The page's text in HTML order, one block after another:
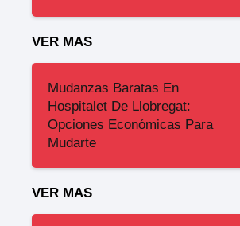
VER MAS
Mudanzas Baratas En
Hospitalet De Llobregat:
Opciones Económicas Para
Mudarte
VER MAS